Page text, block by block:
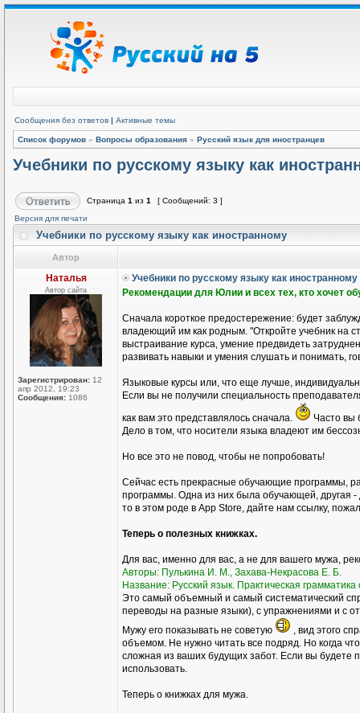
Сообщения без ответов | Активные темы
Список форумов » Вопросы образования » Русский язык для иностранцев
Учебники по русскому языку как
Страница 1 из 1
[ Сообщений: 3 ]
Версия для печати
Учебники по русскому языку как иностранному
Автор
Наталья
Автор сайта
Зарегистрирован: 12
апр 2012, 19:23
Сообщения: 1086
Учебники по русскому языку как иностранному
Рекомендации для Юлии и всех тех, кто хочет
Сначала короткое предостережение: будет
владеющий им как родным. "Откройте учебник на
выстраивание курса, умение предвидеть
развивать навыки и умения слушать и понимать,
Языковые курсы или, что еще лучше,
Если вы не получили специальность
как вам это представлялось сначала.
Часто вы
Дело в том, что носители языка владеют им
Но все это не повод, чтобы не попробовать!
Сейчас есть прекрасные обучающие программы,
программы. Одна из них была обучающей, другая -
то в этом роде в Аpp Store, дайте нам ссылку,
Теперь о полезных книжках.
Для вас, именно для вас, а не для вашего мужа,
Авторы: Пулькина И. М., Захава-Некрасова Е. Б.
Название: Русский язык. Практическая
Это самый объемный и самый систематический
переводы на разные языки), с упражнениями и с
Мужу его показывать не советую
, вид этого
объемом. Не нужно читать все подряд. Но когда
сложная из ваших будущих забот. Если вы будете
использовать.
Теперь о книжках для мужа.